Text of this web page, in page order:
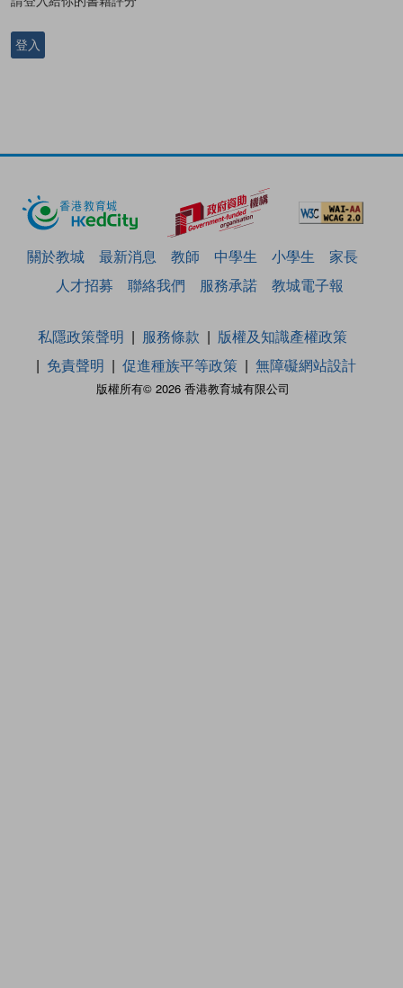
登入
關於教城 最新消息 教師 中學生 小學生
家長
人才招募
聯絡我們 服務承諾 教城電子報
版權所有© 2026 香港教育城有限公司
私隱政策聲明 服務條款
版權及知識產權政策
免責聲明
促進種族平等政策 無障礙網站設計